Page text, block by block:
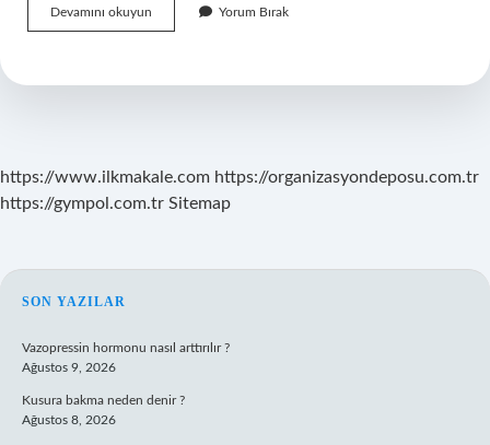
Devamını okuyun
Otu
Yorum Bırak
https://www.ilkmakale.com https://organizasyondeposu.com.tr
https://gympol.com.tr Sitemap
SIDEBAR
SON YAZILAR
Vazopressin hormonu nasıl arttırılır ?
Ağustos 9, 2026
Kusura bakma neden denir ?
Ağustos 8, 2026